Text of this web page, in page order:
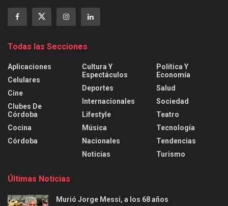
Todas las Secciones
Aplicaciones
Celulares
Cine
Clubes De
Córdoba
Cocina
Córdoba
Cultura Y
Espectáculos
Deportes
Internacionales
Lifestyle
Música
Nacionales
Noticias
Política Y
Economía
Salud
Sociedad
Teatro
Tecnología
Tendencias
Turismo
Últimas Noticias
Murió Jorge Messi, a los 68 años